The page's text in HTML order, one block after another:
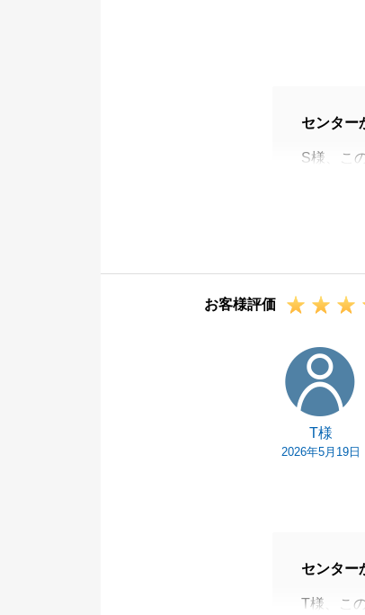
センター
S様、こ
今回は
実施頂
きました
まで完了
改めて
ましたら
今後と
お客様評価
T様
2026年5月19日
センター
T様、こ